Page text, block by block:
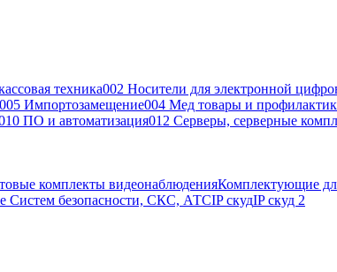
техника002 Носители для электронной
005 Импортозамещение004 Мед товары и
ПО и автоматизация012 Серверы, серверные
комплекты видеонаблюденияКомплектующие
Систем безопасности, СКС, АТСIP скудIP скуд 2